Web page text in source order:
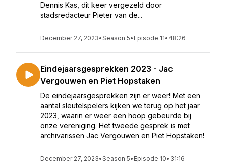
Dennis Kas, dit keer vergezeld door
stadsredacteur Pieter van de...
December 27, 2023•Season 5• Episode 11• 48:26
Eindejaarsgesprekken 2023 - Jac
Vergouwen en Piet Hopstaken
De eindejaarsgesprekken zijn er weer! Met een
aantal sleutelspelers kijken we terug op het jaar
2023, waarin er weer een hoop gebeurde bij
onze vereniging. Het tweede gesprek is met
archivarissen Jac Vergouwen en Piet Hopstaken!
December 27, 2023•Season 5• Episode 10• 31:16